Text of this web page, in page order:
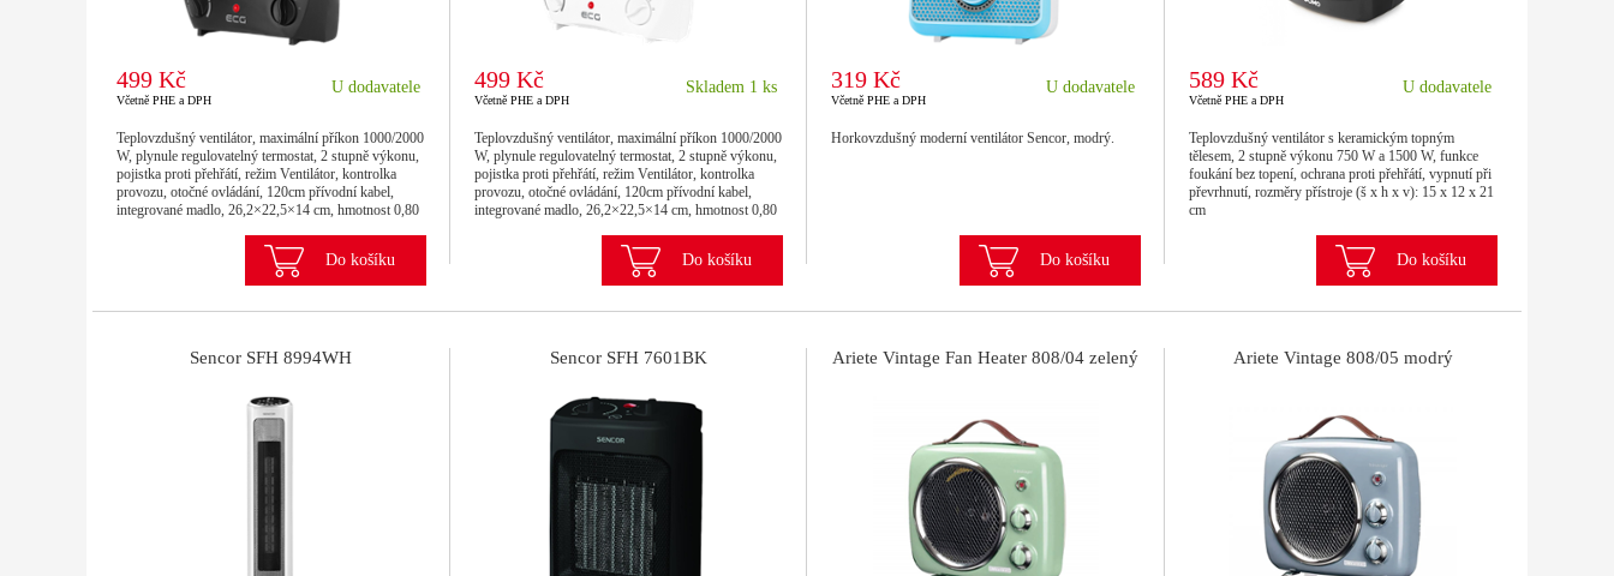
499 Kč
Včetně PHE a DPH
U dodavatele
Teplovzdušný ventilátor, maximální příkon 1000/2000
W, plynule regulovatelný termostat, 2 stupně výkonu,
pojistka proti přehřátí, režim Ventilátor, kontrolka
provozu, otočné ovládání, 120cm přívodní kabel,
integrované madlo, 26,2×22,5×14 cm, hmotnost 0,80
Do košíku
499 Kč
Včetně PHE a DPH
Skladem 1 ks
Teplovzdušný ventilátor, maximální příkon 1000/2000
W, plynule regulovatelný termostat, 2 stupně výkonu,
pojistka proti přehřátí, režim Ventilátor, kontrolka
provozu, otočné ovládání, 120cm přívodní kabel,
integrované madlo, 26,2×22,5×14 cm, hmotnost 0,80
Do košíku
319 Kč
Včetně PHE a DPH
U dodavatele
Horkovzdušný moderní ventilátor Sencor, modrý.
Do košíku
589 Kč
Včetně PHE a DPH
U dodavatele
Teplovzdušný ventilátor s keramickým topným
tělesem, 2 stupně výkonu 750 W a 1500 W, funkce
foukání bez topení, ochrana proti přehřátí, vypnutí při
převrhnutí, rozměry přístroje (š x h x v): 15 x 12 x 21
cm
Do košíku
Sencor SFH 8994WH Sencor SFH 7601BK Ariete Vintage Fan Heater 808/04 zelený Ariete Vintage 808/05 modrý